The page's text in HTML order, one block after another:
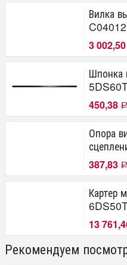
Вилка
3 002,50
Шпонка
450,38 Р
Опора
387,83 Р
Картер
13
Рекомендуем